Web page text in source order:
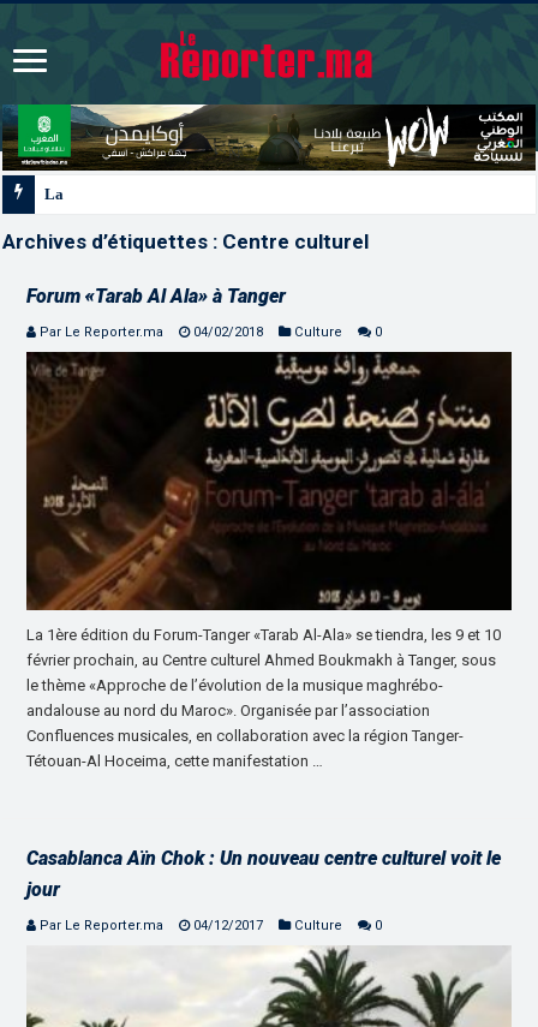
La voie express Tiznit-Dakhla “Donald J. Trump
Archives d’étiquettes : Centre culturel
Forum «Tarab Al Ala» à Tanger
Par Le Reporter.ma 04/02/2018 Culture 0
La 1ère édition du Forum-Tanger «Tarab Al-Ala» se tiendra, les 9 et 10
février prochain, au Centre culturel Ahmed Boukmakh à Tanger, sous
le thème «Approche de l’évolution de la musique maghrébo-
andalouse au nord du Maroc». Organisée par l’association
Confluences musicales, en collaboration avec la région Tanger-
Tétouan-Al Hoceima, cette manifestation …
Casablanca Aïn Chok : Un nouveau centre culturel voit le
jour
Par Le Reporter.ma 04/12/2017 Culture 0